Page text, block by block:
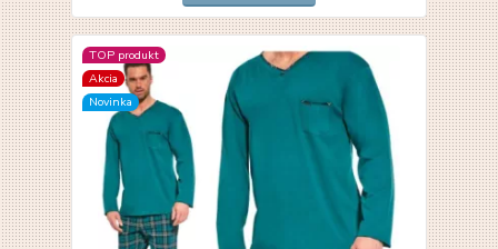
TOP produkt
Akcia
Novinka